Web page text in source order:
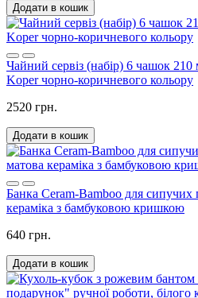
Додати в кошик
Чайний сервіз (набір) 6 чашок
Koper чорно-коричневого кольору
2520 грн.
Додати в кошик
Банка Ceram-Bamboo для сипучих
кераміка з бамбуковою кришкою
640 грн.
Додати в кошик